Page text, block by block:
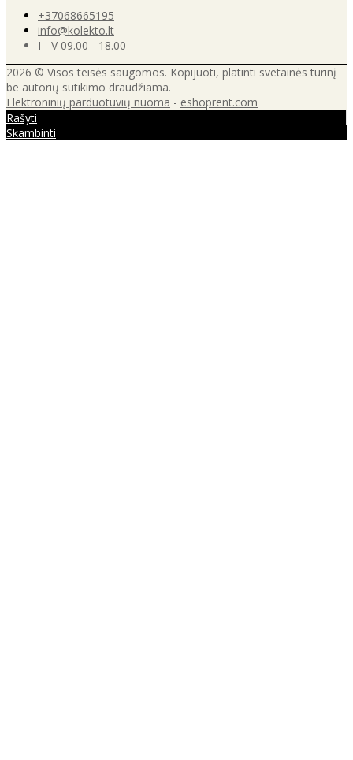
+37068665195
info@kolekto.lt
I - V 09.00 - 18.00
2026 © Visos teisės saugomos. Kopijuoti, platinti svetainės turinį
be autorių sutikimo draudžiama.
Elektroninių parduotuvių nuoma - eshoprent.com
Rašyti
Skambinti